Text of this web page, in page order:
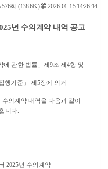
576회 (138.6K)
2026-01-15 14:26:14
년 수의계약 내역 공고
에 관한 법률 」제9조 제4항 및
행기준 」 제5장에 의거
의계약 내역을 다음과 같이
니다.
2025년 수의계약